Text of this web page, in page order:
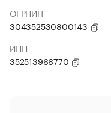
ОГРНИП
304352530800143
ИНН
352513966770